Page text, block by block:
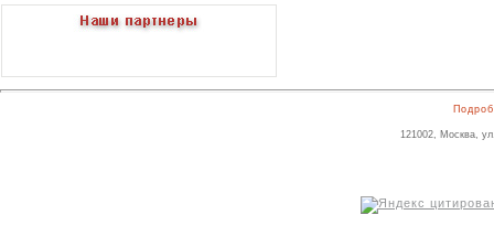
121002, Москва,